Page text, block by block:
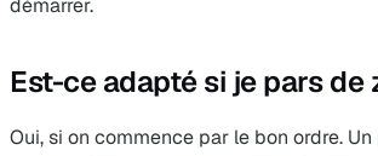
Est-ce adapté si je pars de
Oui, si on commence par le bon ordre.